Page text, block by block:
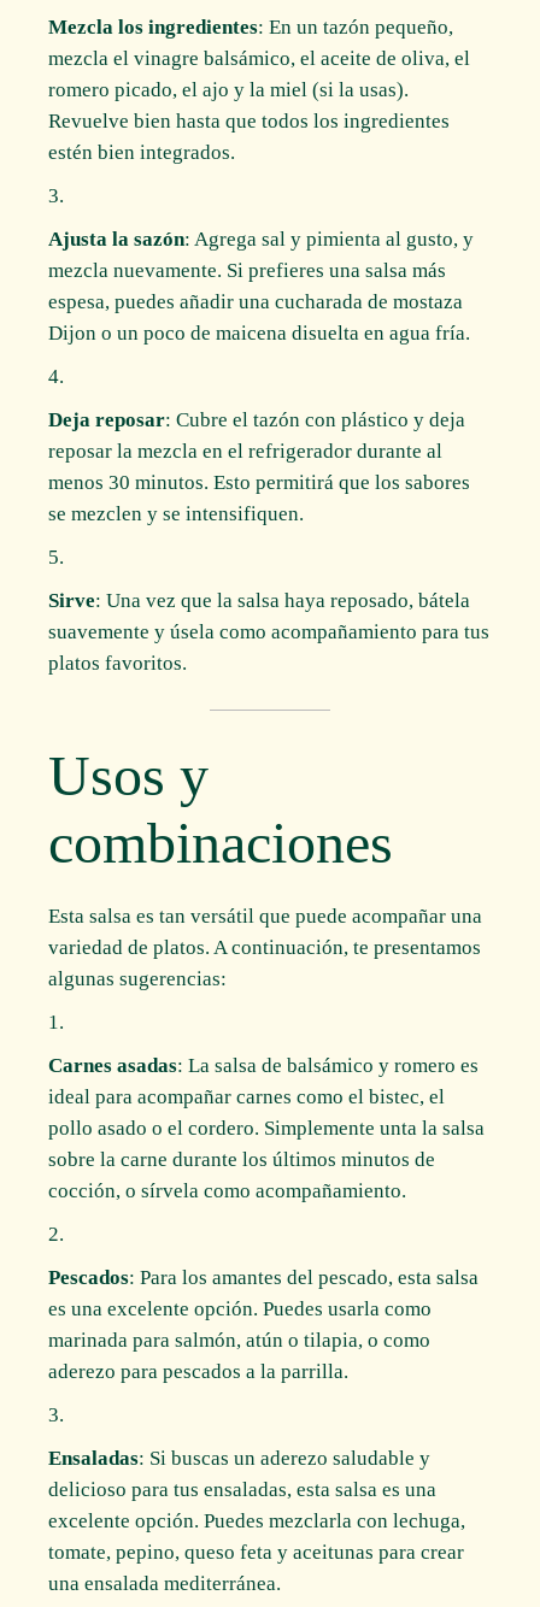
Mezcla los ingredientes: En un tazón pequeño,
mezcla el vinagre balsámico, el aceite de oliva, el
romero picado, el ajo y la miel (si la usas).
Revuelve bien hasta que todos los ingredientes
estén bien integrados.
Ajusta la sazón: Agrega sal y pimienta al gusto, y
mezcla nuevamente. Si prefieres una salsa más
espesa, puedes añadir una cucharada de mostaza
Dijon o un poco de maicena disuelta en agua fría.
Deja reposar: Cubre el tazón con plástico y deja
reposar la mezcla en el refrigerador durante al
menos 30 minutos. Esto permitirá que los sabores
se mezclen y se intensifiquen.
Sirve: Una vez que la salsa haya reposado, bátela
suavemente y úsela como acompañamiento para tus
platos favoritos.
Usos y
combinaciones
Esta salsa es tan versátil que puede acompañar una
variedad de platos. A continuación, te presentamos
algunas sugerencias:
Carnes asadas: La salsa de balsámico y romero es
ideal para acompañar carnes como el bistec, el
pollo asado o el cordero. Simplemente unta la salsa
sobre la carne durante los últimos minutos de
cocción, o sírvela como acompañamiento.
Pescados: Para los amantes del pescado, esta salsa
es una excelente opción. Puedes usarla como
marinada para salmón, atún o tilapia, o como
aderezo para pescados a la parrilla.
Ensaladas: Si buscas un aderezo saludable y
delicioso para tus ensaladas, esta salsa es una
excelente opción. Puedes mezclarla con lechuga,
tomate, pepino, queso feta y aceitunas para crear
una ensalada mediterránea.